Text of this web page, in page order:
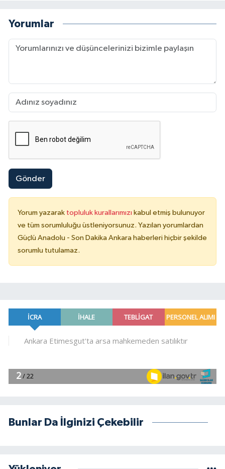
Yorumlar
Gönder
Yorum yazarak topluluk kurallarımızı kabul etmiş bulunuyor
ve tüm sorumluluğu üstleniyorsunuz. Yazılan yorumlardan
Güçlü Anadolu - Son Dakika Ankara haberleri hiçbir şekilde
sorumlu tutulamaz.
Bunlar Da İlginizi Çekebilir